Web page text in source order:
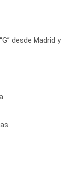
desde Madrid y